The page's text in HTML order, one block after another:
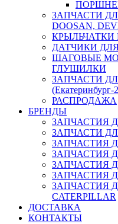
ЗАПЧАСТИ
DOOSAN,
КРЫЛЬЧАТКИ
ДАТЧИКИ
ШАГОВЫЕ
ГЛУШИЛКИ
ЗАПЧАСТИ
(Екатеринбург-
РАСПРОДАЖА
БРЕНДЫ
ЗАПЧАСТИЯ
ЗАПЧАСТИ
ЗАПЧАСТИЯ
ЗАПЧАСТИЯ
ЗАПЧАСТИЯ
ЗАПЧАСТИЯ
ЗАПЧАСТИЯ
CATERPILLAR
ДОСТАВКА
КОНТАКТЫ